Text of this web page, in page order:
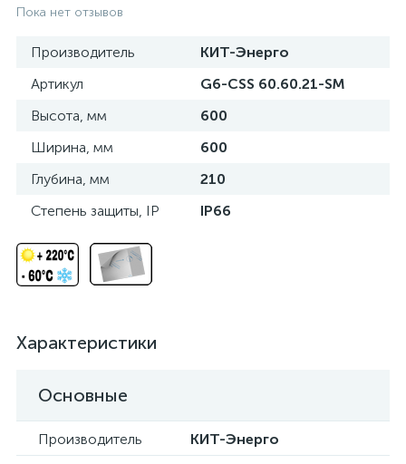
Пока нет отзывов
Производитель
КИТ-Энерго
Артикул
G6-CSS 60.60.21-SM
Высота, мм
600
Ширина, мм
600
Глубина, мм
210
Степень защиты, IP
IP66
Характеристики
Основные
Производитель
КИТ-Энерго